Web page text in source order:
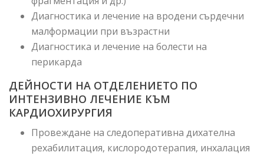
Диагностика и лечение на вродени сърдечни
малформации при възрастни
Диагностика и лечение на болести на
перикарда
ДЕЙНОСТИ НА ОТДЕЛЕНИЕТО ПО
ИНТЕНЗИВНО ЛЕЧЕНИЕ КЪМ
КАРДИОХИРУРГИЯ
Провеждане на следоперативна дихателна
рехабилитация, кислородотерапия, инхалация